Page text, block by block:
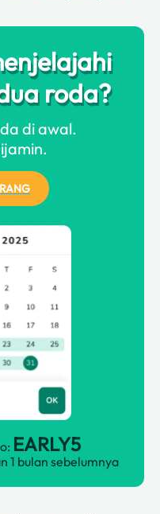
roda?
di awal.
EARLY5
1 bulan sebelumnya